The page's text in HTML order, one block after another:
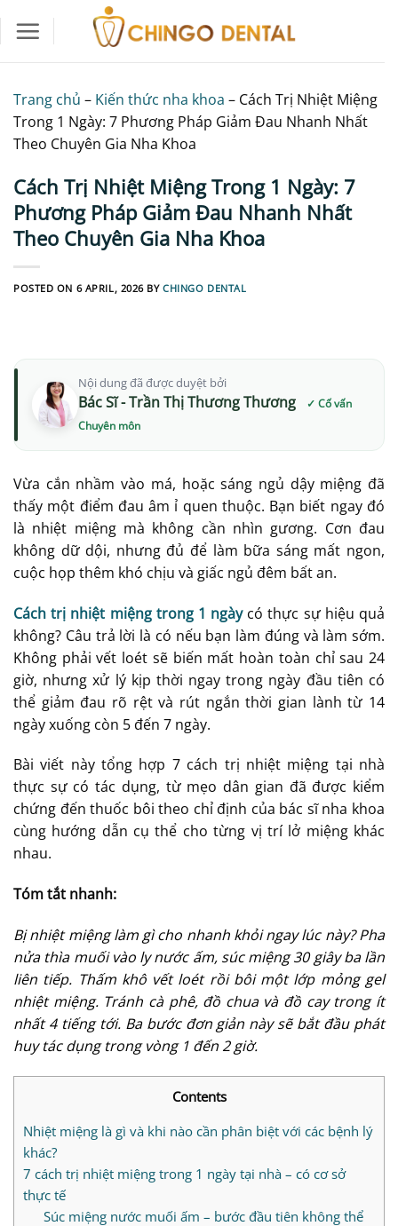
Trang chủ – Kiến thức nha khoa – Cách Trị Nhiệt Miệng
Trong 1 Ngày: 7 Phương Pháp Giảm Đau Nhanh Nhất
Theo Chuyên Gia Nha Khoa
Cách Trị Nhiệt Miệng Trong 1 Ngày: 7
Phương Pháp Giảm Đau Nhanh Nhất
Theo Chuyên Gia Nha Khoa
POSTED ON 6 APRIL, 2026 BYCHINGO DENTAL
Nội dung đã được duyệt bởi
Bác Sĩ - Trần Thị Thương Thương
Vừa cắn nhầm vào má, hoặc sáng ngủ dậy miệng đã
thấy một điểm đau âm ỉ quen thuộc. Bạn biết ngay đó
là nhiệt miệng mà không cần nhìn gương. Cơn đau
không dữ dội, nhưng đủ để làm bữa sáng mất ngon,
cuộc họp thêm khó chịu và giấc ngủ đêm bất an.
Cách trị nhiệt miệng trong 1 ngàycó thực sự hiệu quả
không? Câu trả lời là có nếu bạn làm đúng và làm sớm.
Không phải vết loét sẽ biến mất hoàn toàn chỉ sau 24
giờ, nhưng xử lý kịp thời ngay trong ngày đầu tiên có
thể giảm đau rõ rệt và rút ngắn thời gian lành từ 14
ngày xuống còn 5 đến 7 ngày.
Bài viết này tổng hợp 7 cách trị nhiệt miệng tại nhà
thực sự có tác dụng, từ mẹo dân gian đã được kiểm
chứng đến thuốc bôi theo chỉ định của bác sĩ nha khoa
cùng hướng dẫn cụ thể cho từng vị trí lở miệng khác
nhau.
Tóm tắt nhanh:
Bị nhiệt miệng làm gì cho nhanh khỏi ngay lúc này? Pha
nửa thìa muối vào ly nước ấm, súc miệng 30 giây ba lần
liên tiếp. Thấm khô vết loét rồi bôi một lớp mỏng gel
nhiệt miệng. Tránh cà phê, đồ chua và đồ cay trong ít
nhất 4 tiếng tới. Ba bước đơn giản này sẽ bắt đầu phát
huy tác dụng trong vòng 1 đến 2 giờ.
Contents
Nhiệt miệng là gì và khi nào cần phân biệt với các bệnh lý
khác?
7 cách trị nhiệt miệng trong 1 ngày tại nhà – có cơ sở
thực tế
Súc miệng nước muối ấm – bước đầu tiên không thể